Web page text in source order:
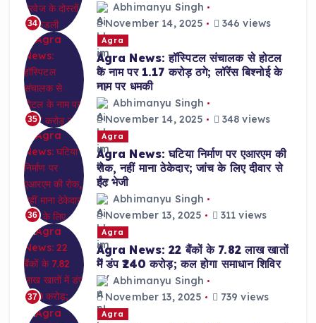
34
Abhimanyu Singh
November 14, 2025
346 views
35
Agra
Agra News: हॉस्पिटल संचालक से होटल
के नाम पर 1.17 करोड़ ठगे; लॉरेंस बिश्नोई के
नाम पर धमकी
Abhimanyu Singh
November 14, 2025
348 views
36
Agra
Agra News: घटिया निर्माण पर एआरएम की
रोक, नहीं माना ठेकेदार; जांच के लिए दीवार से
ईंट भेजी
Abhimanyu Singh
November 13, 2025
311 views
37
Agra
Agra News: 22 बैंकों के 7.82 लाख खातों
में डंप ₹240 करोड़; कल होगा समाधान शिविर
Abhimanyu Singh
November 13, 2025
739 views
Agra